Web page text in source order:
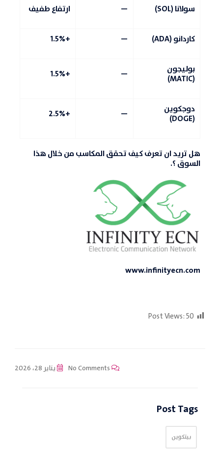
سولانا (SOL) — ارتفاع طفيف
كاردانو (ADA) —
+1.5%
بوليجون
(MATIC)
—
+1.5%
دوجكوين
(DOGE)
—
+2.5%
هل تريد ان تعرف كيف تحقق المكاسب من خلال هذا
السوق ؟.
www.infinityecn.com
Post Views:50
يناير 28، 2026
Post Tags
بيتكوين